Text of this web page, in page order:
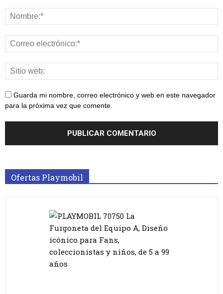
Guarda mi nombre, correo electrónico y web en este navegador
para la próxima vez que comente.
Ofertas Playmobil